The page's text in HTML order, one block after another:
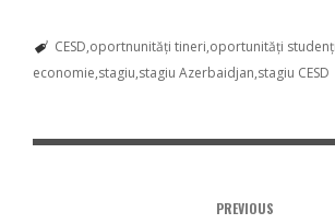
CESD oportnunități tineri oportunități
economie stagiu stagiu Azerbaidjan stagiu CESD
PREVIOUS